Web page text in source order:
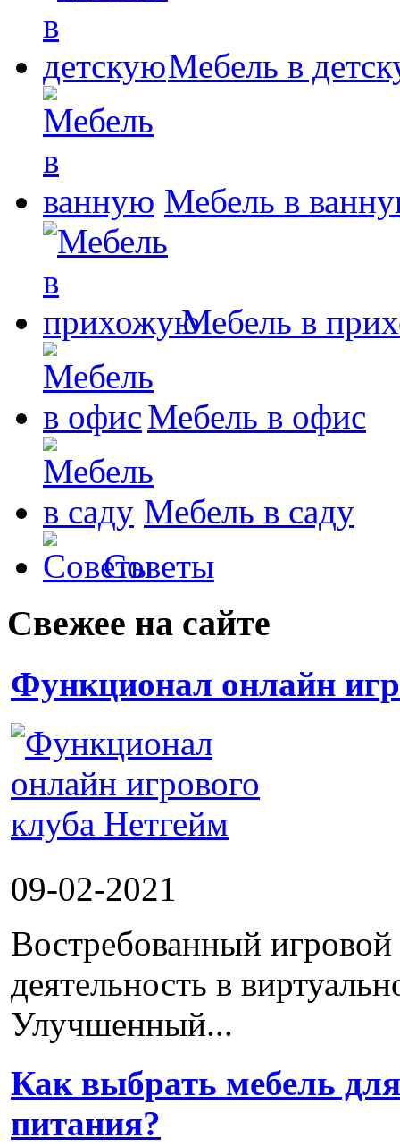
Мебель в
Мебель в
Мебель в
Мебель в офис
Мебель в саду
Советы
Свежее на сайте
Функционал онлайн
09-02-2021
Востребованный
деятельность в
Улучшенный...
Как выбрать мебель
питания?